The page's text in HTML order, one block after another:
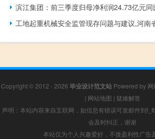
Copyright © 2012 - 2026 毕业设计范文站Powered by
| 网站地图 | 疑难解答
声明：本站内容来自互联网，如信息有错误可发邮件到
会及时纠正，谢谢
本站仅为个人兴趣爱好，不接盈利性广告